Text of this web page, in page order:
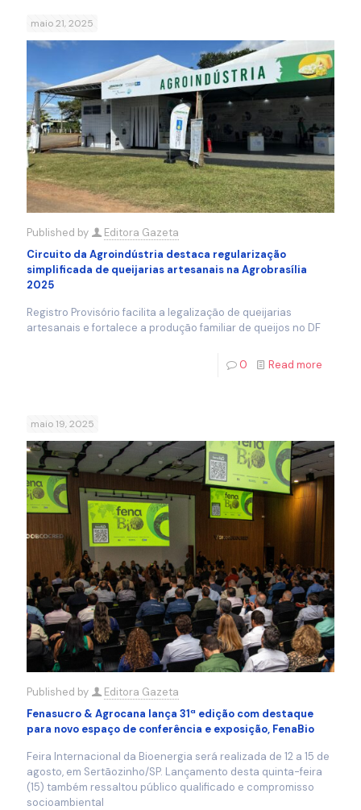
maio 21, 2025
Published by
Editora Gazeta
Circuito da Agroindústria destaca regularização
simplificada de queijarias artesanais na Agrobrasília
2025
Registro Provisório facilita a legalização de queijarias
artesanais e fortalece a produção familiar de queijos no DF
0 Read more
maio 19, 2025
Published by
Editora Gazeta
Fenasucro & Agrocana lança 31ª edição com destaque
para novo espaço de conferência e exposição, FenaBio
Feira Internacional da Bioenergia será realizada de 12 a 15 de
agosto, em Sertãozinho/SP. Lançamento desta quinta-feira
(15) também ressaltou público qualificado e compromisso
socioambiental